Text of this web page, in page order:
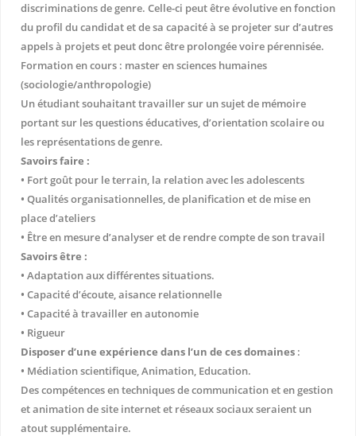
discriminations de genre. Celle-ci peut être évolutive en fonction
du profil du candidat et de sa capacité à se projeter sur d’autres
appels à projets et peut donc être prolongée voire pérennisée.
Formation en cours : master en sciences humaines
(sociologie/anthropologie)
Un étudiant souhaitant travailler sur un sujet de mémoire
portant sur les questions éducatives, d’orientation scolaire ou
les représentations de genre.
Savoirs faire :
• Fort goût pour le terrain, la relation avec les adolescents
• Qualités organisationnelles, de planification et de mise en
place d’ateliers
• Être en mesure d’analyser et de rendre compte de son travail
Savoirs être :
• Adaptation aux différentes situations.
• Capacité d’écoute, aisance relationnelle
• Capacité à travailler en autonomie
• Rigueur
Disposer d’une expérience dans l’un de ces domaines :
• Médiation scientifique, Animation, Education.
Des compétences en techniques de communication et en gestion
et animation de site internet et réseaux sociaux seraient un
atout supplémentaire.